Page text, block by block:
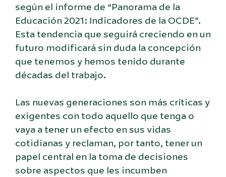
según el informe de “Panorama de la
Educación 2021: Indicadores de la OCDE”.
Esta tendencia que seguirá creciendo en un
futuro modificará sin duda la concepción
que tenemos y hemos tenido durante
décadas del trabajo.
Las nuevas generaciones son más críticas y
exigentes con todo aquello que tenga o
vaya a tener un efecto en sus vidas
cotidianas y reclaman, por tanto, tener un
papel central en la toma de decisiones
sobre aspectos que les incumben